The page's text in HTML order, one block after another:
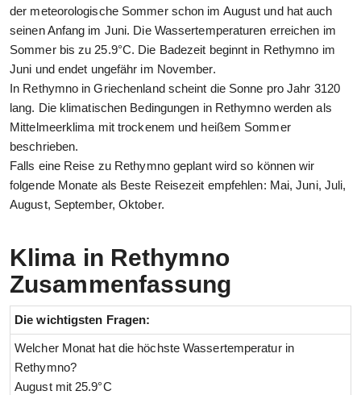
der meteorologische Sommer schon im August und hat auch
seinen Anfang im Juni. Die Wassertemperaturen erreichen im
Sommer bis zu 25.9°C. Die Badezeit beginnt in Rethymno im
Juni und endet ungefähr im November.
In Rethymno in Griechenland scheint die Sonne pro Jahr 3120
lang. Die klimatischen Bedingungen in Rethymno werden als
Mittelmeerklima mit trockenem und heißem Sommer
beschrieben.
Falls eine Reise zu Rethymno geplant wird so können wir
folgende Monate als Beste Reisezeit empfehlen: Mai, Juni, Juli,
August, September, Oktober.
Klima in Rethymno
Zusammenfassung
Die wichtigsten Fragen:
Welcher Monat hat die höchste Wassertemperatur in
Rethymno?
August mit 25.9°C